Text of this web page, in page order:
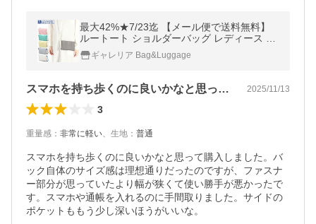
最大42%★7/23迄 【メール便で送料無料】
ルートート ショルダーバッグ レディース 小
さめ ROOTOTE 軽い 斜めがけ 2層 EU.サコ
ッシュ.イントリップ-A 1116
ギャレリア Bag&Luggage
スマホを持ち歩くのに良いかなと思って購… 2025/11/13
3
重量感 ： 非常に軽い、 生地 ： 普通
スマホを持ち歩くのに良いかなと思って購入しました。バ
ック自体のサイズ感は理想通りだったのですが、ファスナ
ー部分が思っていたより幅が狭くて使い勝手が悪かったで
す。スマホや通帳を入れるのに手間取りました。サイドの
ポケットももう少し深いほうがいいな。